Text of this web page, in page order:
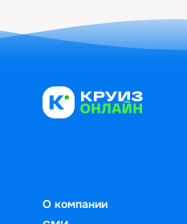
О компании